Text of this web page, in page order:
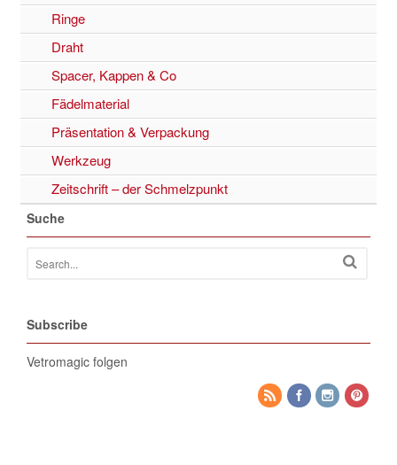
Ringe
Draht
Spacer, Kappen & Co
Fädelmaterial
Präsentation & Verpackung
Werkzeug
Zeitschrift – der Schmelzpunkt
Suche
Subscribe
Vetromagic folgen